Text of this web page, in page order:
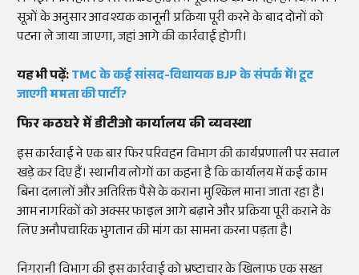
सूत्रों के अनुसार आवश्यक कानूनी प्रक्रिया पूरी करने के बाद दोनों को
पटना ले जाया जाएगा, जहां आगे की कार्रवाई होगी।
यह भी पढ़ें:TMC के कई सांसद-विधायक BJP के संपर्क में! टूट
जाएगी ममता की पार्टी?
फिर कठघरे में डीटीओ कार्यालय की व्यवस्था
इस कार्रवाई ने एक बार फिर परिवहन विभाग की कार्यप्रणाली पर सवाल
खड़े कर दिए हैं। स्थानीय लोगों का कहना है कि कार्यालय में कई काम
बिना दलालों और अतिरिक्त पैसे के कराना मुश्किल माना जाता रहा है।
आम नागरिकों को अक्सर फाइल आगे बढ़ाने और प्रक्रिया पूरी कराने के
लिए अनौपचारिक भुगतान की मांग का सामना करना पड़ता है।